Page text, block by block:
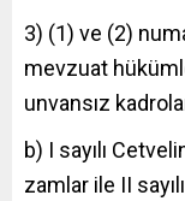
3) (1) ve (2)
mevzuat
unvansız
b) I sayılı
zamlar ile II